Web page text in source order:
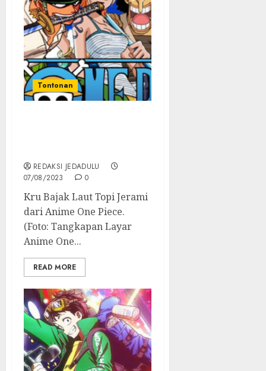
Tontonan
REDAKSI JEDADULU
07/08/2023
0
Kru Bajak Laut Topi Jerami
dari Anime One Piece.
(Foto: Tangkapan Layar
Anime One...
READ MORE